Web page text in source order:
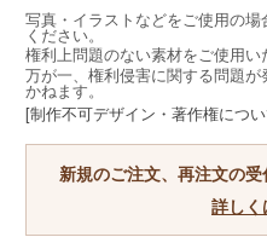
写真・イラストなどをご使用の
ください。
権利上問題のない素材をご使用い
万が一、権利侵害に関する問題
かねます。
[制作不可デザイン・著作権につ
新規のご注文、再注文の受
詳しく